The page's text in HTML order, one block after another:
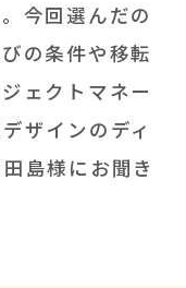
今回選んだの
の条件や移転
ェクトマネー
ザインのディ
島様にお聞き